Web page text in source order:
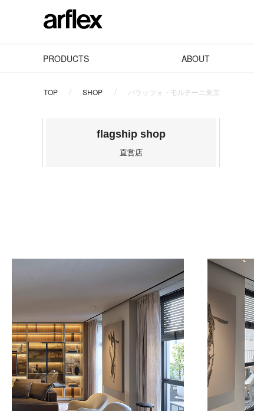
PRODUCTS ABOUT
TOP SHOP パラッツォ・モルテーニ東京
flagship shop